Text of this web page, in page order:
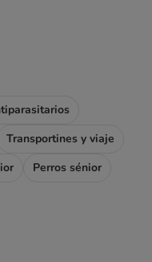
Transportines y viaje
Perros sénior